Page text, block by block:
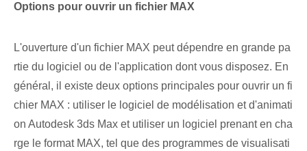
Options pour ouvrir un fichier MAX
L'ouverture d'un fichier MAX peut dépendre en grande pa
rtie du logiciel ou de l'application dont vous disposez. En
général, il existe deux options principales pour ouvrir un fi
chier MAX : utiliser le logiciel de modélisation et d'animati
on Autodesk 3ds Max et utiliser un logiciel prenant en cha
rge le format MAX, tel que des programmes de visualisati